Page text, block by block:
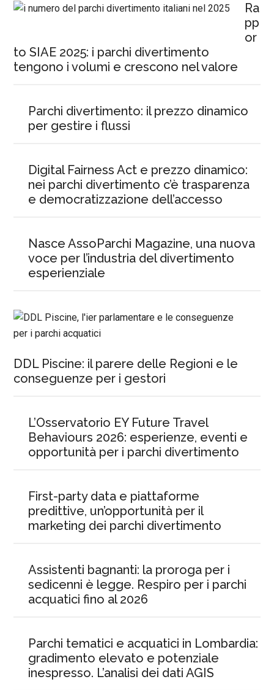
Ra
pp
or
to SIAE 2025: i parchi divertimento
tengono i volumi e crescono nel valore
Parchi divertimento: il prezzo dinamico
per gestire i flussi
Digital Fairness Act e prezzo dinamico:
nei parchi divertimento c’è trasparenza
e democratizzazione dell’accesso
Nasce AssoParchi Magazine, una nuova
voce per l’industria del divertimento
esperienziale
DDL Piscine: il parere delle Regioni e le
conseguenze per i gestori
L’Osservatorio EY Future Travel
Behaviours 2026: esperienze, eventi e
opportunità per i parchi divertimento
First-party data e piattaforme
predittive, un’opportunità per il
marketing dei parchi divertimento
Assistenti bagnanti: la proroga per i
sedicenni è legge. Respiro per i parchi
acquatici fino al 2026
Parchi tematici e acquatici in Lombardia:
gradimento elevato e potenziale
inespresso. L’analisi dei dati AGIS